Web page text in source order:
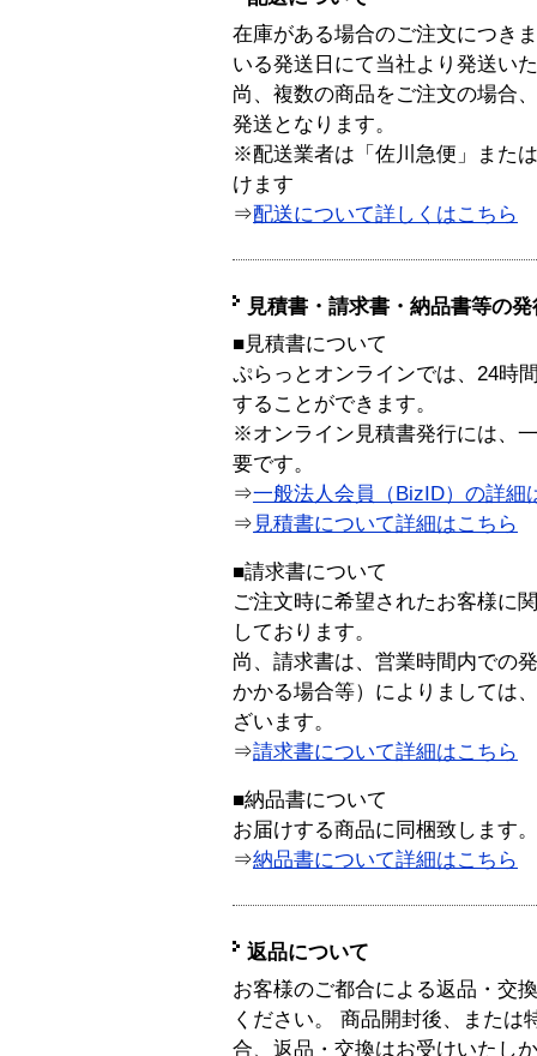
在庫がある場合のご注文につき
いる発送日にて当社より発送い
尚、複数の商品をご注文の場合
発送となります。
※配送業者は「佐川急便」また
けます
⇒配送について詳しくはこちら
見積書・請求書・納品書等の
■見積書について
ぷらっとオンラインでは、24時
することができます。
※オンライン見積書発行には、
要です。
⇒一般法人会員（BizID）の詳細
⇒ 見積書について詳細はこちら
■請求書について
ご注文時に希望されたお客様に
しております。
尚、請求書は、営業時間内での
かかる場合等）によりましては
ざいます。
⇒請求書について詳細はこちら
■納品書について
お届けする商品に同梱致します。
⇒納品書について詳細はこちら
返品について
お客様のご都合による返品・交
ください。 商品開封後、または
合、返品・交換はお受けいたし